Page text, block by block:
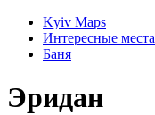
Kyiv Maps
Интересные места
Баня
Эридан